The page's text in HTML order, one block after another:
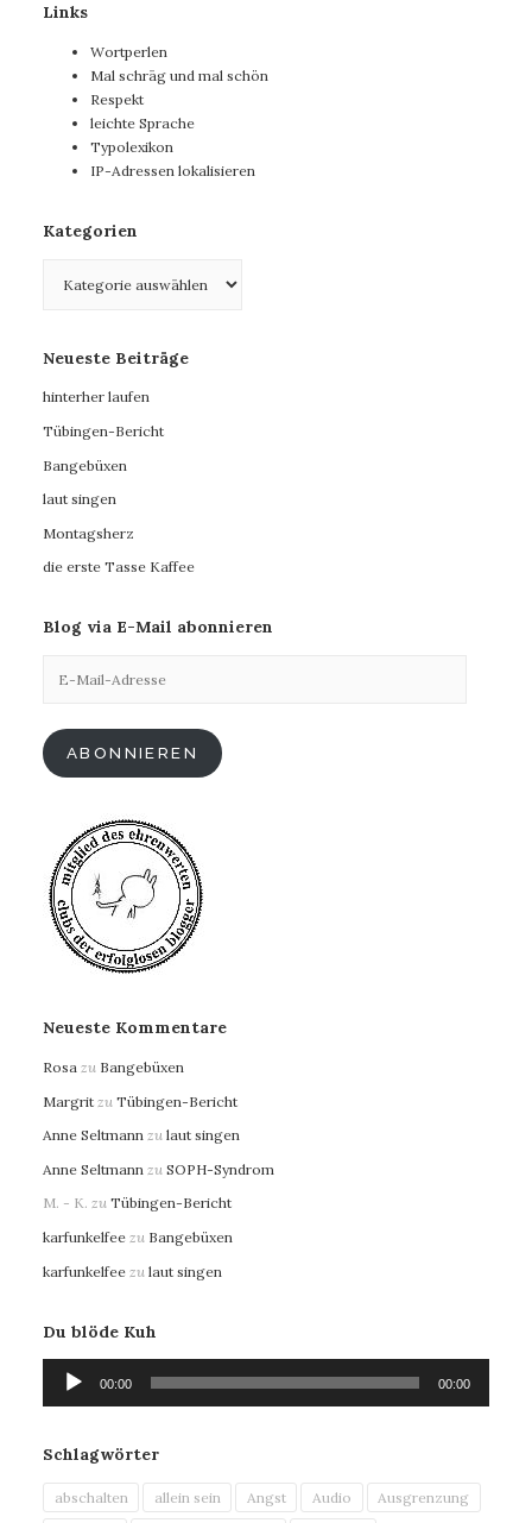
Links
Wortperlen
Mal schräg und mal schön
Respekt
leichte Sprache
Typolexikon
IP-Adressen lokalisieren
Kategorien
Neueste Beiträge
hinterher laufen
Tübingen-Bericht
Bangebüxen
laut singen
Montagsherz
die erste Tasse Kaffee
Blog via E-Mail abonnieren
Mail-
ABONNIEREN
Neueste Kommentare
Rosa zu Bangebüxen
Margrit zu Tübingen-Bericht
Anne Seltmann zu laut singen
Anne Seltmann zu SOPH-Syndrom
M. - K. zu Tübingen-Bericht
karfunkelfee zu Bangebüxen
karfunkelfee zu laut singen
Du blöde Kuh
Audio-
Player
00:00 00:00
Schlagwörter
abschalten allein sein Angst Audio Ausgrenzung